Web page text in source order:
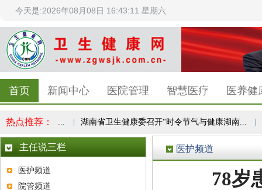
今天是:2026年08月08日 16:43:12 星期六
首页 新闻中心 医院管理 智慧医疗 医养健
热点推荐：
健康实验，... | 湖南省卫生健康委召开“时令节气与健康湖南... |
医护频道
78岁
主任说三栏
医护频道
院管频道